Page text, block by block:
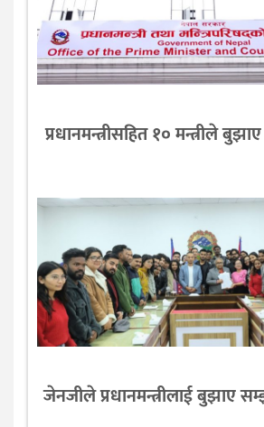
प्रधानमन्त्रीसहित १० मन्त्रीले
जेनजीले प्रधानमन्त्रीलाई बुझाए